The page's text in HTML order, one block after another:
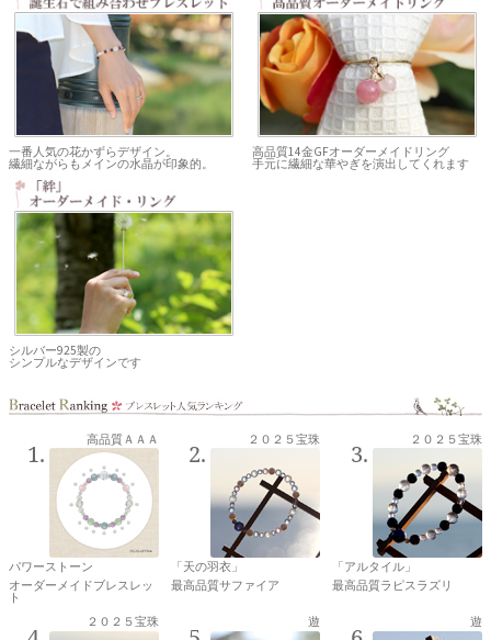
一番人気の花かずらデザイン。
繊細ながらもメインの水晶が印象的。
高品質14金GFオーダーメイドリング
手元に繊細な華やぎを演出してくれます
シルバー925製の
シンプルなデザインです
高品質ＡＡＡ
パワーストーン
オーダーメイドブレスレッ
ト
２０２５宝珠
「天の羽衣」
最高品質サファイア
２０２５宝珠
「アルタイル」
最高品質ラピスラズリ
２０２５宝珠 遊 遊